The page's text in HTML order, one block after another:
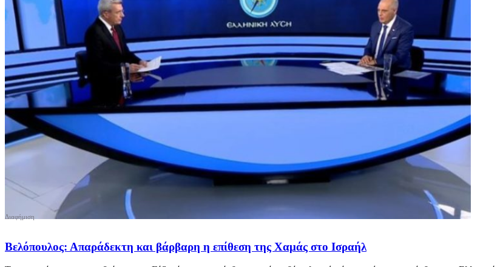
Βελόπουλος: Απαράδεκτη και βάρβαρη η επίθεση της Χαμάς στο Ισραήλ